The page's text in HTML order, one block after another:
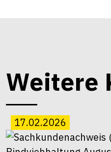
Weitere
17.02.2026